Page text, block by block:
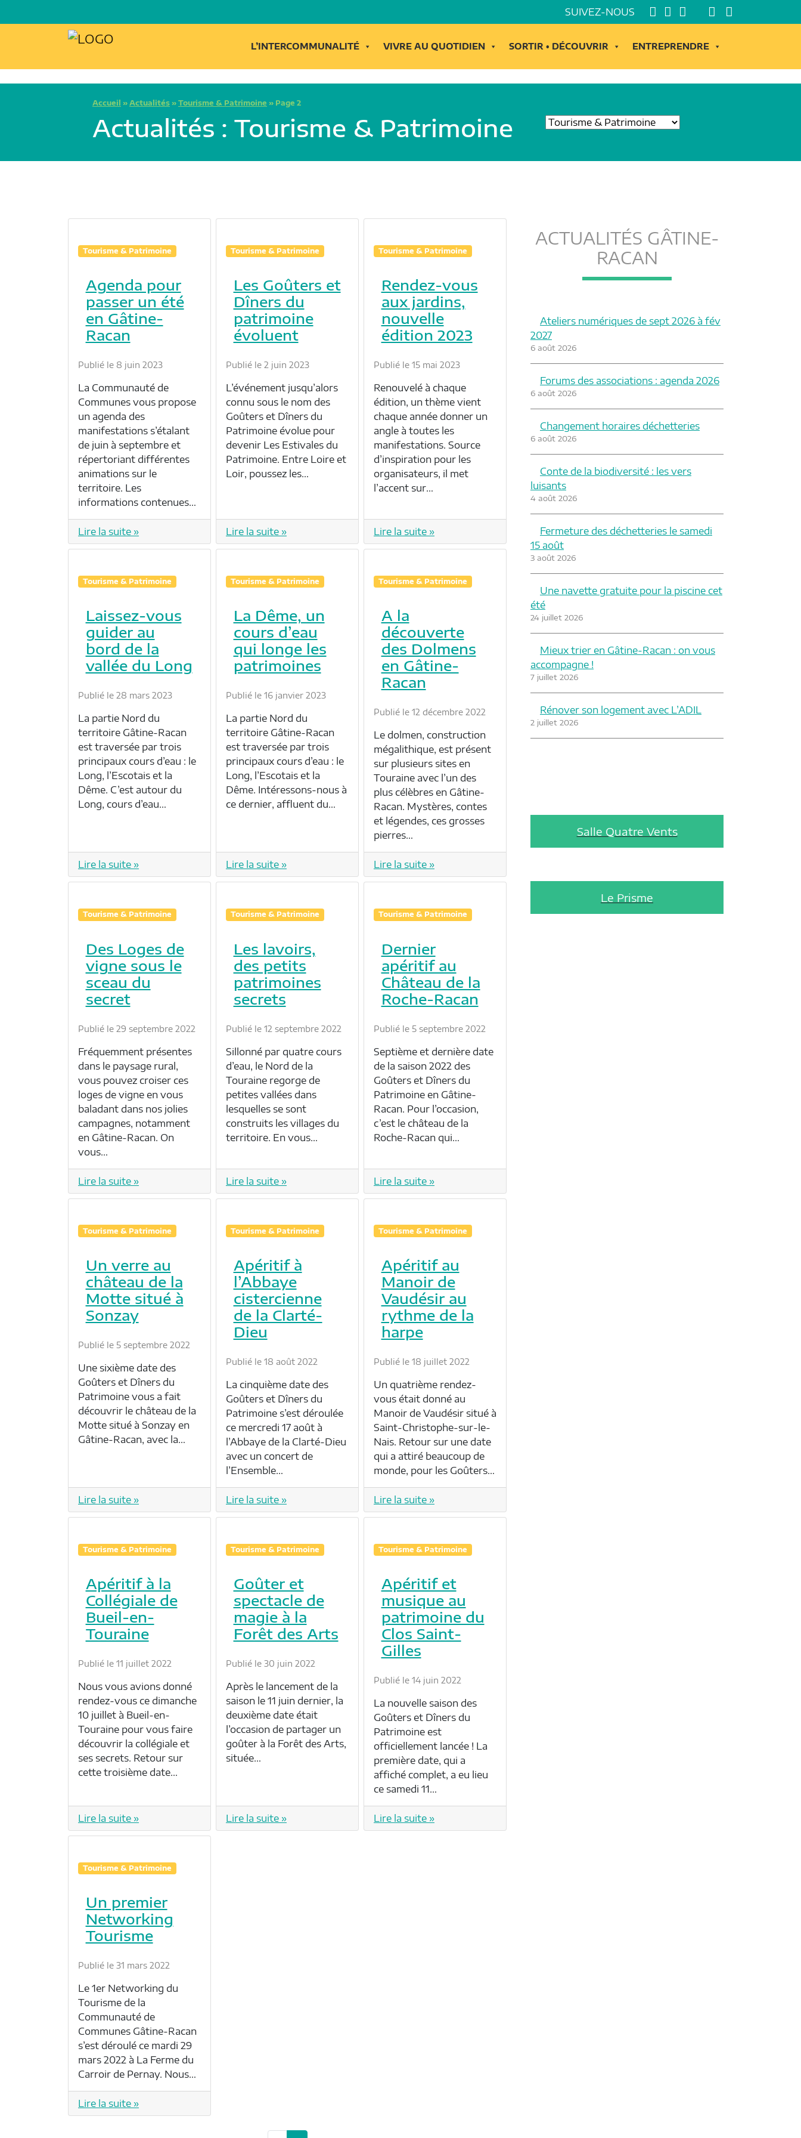
SUIVEZ-NOUS
L’INTERCOMMUNALITÉ VIVRE AU QUOTIDIEN SORTIR • DÉCOUVRIR ENTREPRENDRE
Accueil » Actualités » Tourisme & Patrimoine » Page 2
Actualités : Tourisme & Patrimoine
Tourisme & Patrimoine
Agenda pour
passer un été
en Gâtine-
Racan
Publié le 8 juin 2023
La Communauté de
Communes vous propose
un agenda des
manifestations s’étalant
de juin à septembre et
répertoriant différentes
animations sur le
territoire. Les
informations contenues…
Lire la suite »
Tourisme & Patrimoine
Les Goûters et
Dîners du
patrimoine
évoluent
Publié le 2 juin 2023
L’événement jusqu’alors
connu sous le nom des
Goûters et Dîners du
Patrimoine évolue pour
devenir Les Estivales du
Patrimoine. Entre Loire et
Loir, poussez les…
Lire la suite »
Tourisme & Patrimoine
Rendez-vous
aux jardins,
nouvelle
édition 2023
Publié le 15 mai 2023
Renouvelé à chaque
édition, un thème vient
chaque année donner un
angle à toutes les
manifestations. Source
d’inspiration pour les
organisateurs, il met
l’accent sur…
Lire la suite »
Tourisme & Patrimoine
Laissez-vous
guider au
bord de la
vallée du Long
Publié le 28 mars 2023
La partie Nord du
territoire Gâtine-Racan
est traversée par trois
principaux cours d’eau : le
Long, l’Escotais et la
Dême. C’est autour du
Long, cours d’eau…
Lire la suite »
Tourisme & Patrimoine
La Dême, un
cours d’eau
qui longe les
patrimoines
Publié le 16 janvier 2023
La partie Nord du
territoire Gâtine-Racan
est traversée par trois
principaux cours d’eau : le
Long, l’Escotais et la
Dême. Intéressons-nous à
ce dernier, affluent du…
Lire la suite »
Tourisme & Patrimoine
A la
découverte
des Dolmens
en Gâtine-
Racan
Publié le 12 décembre 2022
Le dolmen, construction
mégalithique, est présent
sur plusieurs sites en
Touraine avec l’un des
plus célèbres en Gâtine-
Racan. Mystères, contes
et légendes, ces grosses
pierres…
Lire la suite »
Tourisme & Patrimoine
Des Loges de
vigne sous le
sceau du
secret
Publié le 29 septembre 2022
Fréquemment présentes
dans le paysage rural,
vous pouvez croiser ces
loges de vigne en vous
baladant dans nos jolies
campagnes, notamment
en Gâtine-Racan. On
vous…
Lire la suite »
Tourisme & Patrimoine
Les lavoirs,
des petits
patrimoines
secrets
Publié le 12 septembre 2022
Sillonné par quatre cours
d’eau, le Nord de la
Touraine regorge de
petites vallées dans
lesquelles se sont
construits les villages du
territoire. En vous…
Lire la suite »
Tourisme & Patrimoine
Dernier
apéritif au
Château de la
Roche-Racan
Publié le 5 septembre 2022
Septième et dernière date
de la saison 2022 des
Goûters et Dîners du
Patrimoine en Gâtine-
Racan. Pour l’occasion,
c’est le château de la
Roche-Racan qui…
Lire la suite »
Tourisme & Patrimoine
Un verre au
château de la
Motte situé à
Sonzay
Publié le 5 septembre 2022
Une sixième date des
Goûters et Dîners du
Patrimoine vous a fait
découvrir le château de la
Motte situé à Sonzay en
Gâtine-Racan, avec la…
Lire la suite »
Tourisme & Patrimoine
Apéritif à
l’Abbaye
cistercienne
de la Clarté-
Dieu
Publié le 18 août 2022
La cinquième date des
Goûters et Dîners du
Patrimoine s’est déroulée
ce mercredi 17 août à
l’Abbaye de la Clarté-Dieu
avec un concert de
l’Ensemble…
Lire la suite »
Tourisme & Patrimoine
Apéritif au
Manoir de
Vaudésir au
rythme de la
harpe
Publié le 18 juillet 2022
Un quatrième rendez-
vous était donné au
Manoir de Vaudésir situé à
Saint-Christophe-sur-le-
Nais. Retour sur une date
qui a attiré beaucoup de
monde, pour les Goûters…
Lire la suite »
Tourisme & Patrimoine
Apéritif à la
Collégiale de
Bueil-en-
Touraine
Publié le 11 juillet 2022
Nous vous avions donné
rendez-vous ce dimanche
10 juillet à Bueil-en-
Touraine pour vous faire
découvrir la collégiale et
ses secrets. Retour sur
cette troisième date…
Lire la suite »
Tourisme & Patrimoine
Goûter et
spectacle de
magie à la
Forêt des Arts
Publié le 30 juin 2022
Après le lancement de la
saison le 11 juin dernier, la
deuxième date était
l’occasion de partager un
goûter à la Forêt des Arts,
située…
Lire la suite »
Tourisme & Patrimoine
Apéritif et
musique au
patrimoine du
Clos Saint-
Gilles
Publié le 14 juin 2022
La nouvelle saison des
Goûters et Dîners du
Patrimoine est
officiellement lancée ! La
première date, qui a
affiché complet, a eu lieu
ce samedi 11…
Lire la suite »
Tourisme & Patrimoine
Un premier
Networking
Tourisme
Publié le 31 mars 2022
Le 1er Networking du
Tourisme de la
Communauté de
Communes Gâtine-Racan
s’est déroulé ce mardi 29
mars 2022 à La Ferme du
Carroir de Pernay. Nous…
Lire la suite »
ACTUALITÉS GÂTINE-
RACAN
Ateliers numériques de sept 2026 à fév
2027
6 août 2026
Forums des associations : agenda 2026
6 août 2026
Changement horaires déchetteries
6 août 2026
Conte de la biodiversité : les vers
luisants
4 août 2026
Fermeture des déchetteries le samedi
15 août
3 août 2026
Une navette gratuite pour la piscine cet
été
24 juillet 2026
Mieux trier en Gâtine-Racan : on vous
accompagne !
7 juillet 2026
Rénover son logement avec L’ADIL
2 juillet 2026
Salle Quatre Vents
Le Prisme